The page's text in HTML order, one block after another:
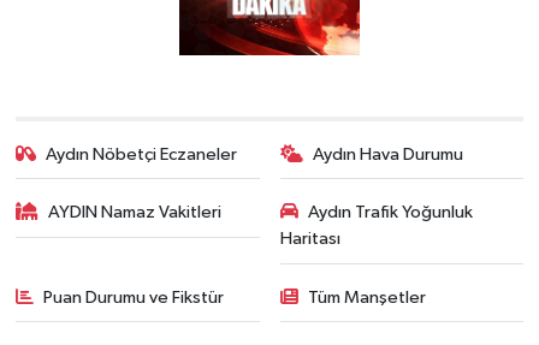
Aydın Nöbetçi Eczaneler Aydın Hava Durumu
AYDIN Namaz Vakitleri
Aydın Trafik Yoğunluk
Haritası
Puan Durumu ve Fikstür Tüm Manşetler